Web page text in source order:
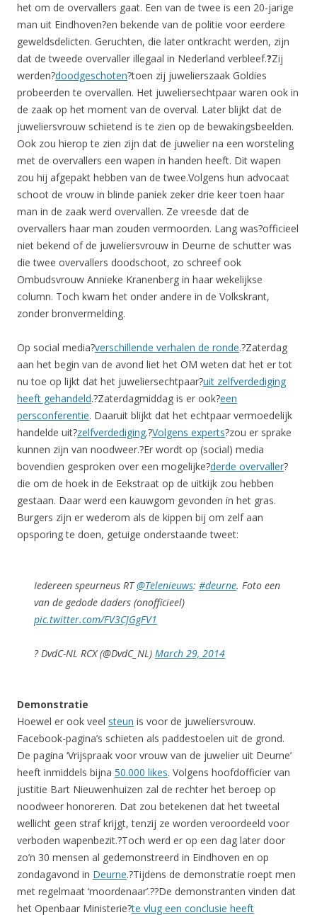
het om de overvallers gaat. Een van de twee is een 20-jarige
man uit Eindhoven?en bekende van de politie voor eerdere
geweldsdelicten. Geruchten, die later ontkracht werden, zijn
dat de tweede overvaller illegaal in Nederland verbleef.?Zij
werden?doodgeschoten?toen zij juwelierszaak Goldies
probeerden te overvallen. Het juweliersechtpaar waren ook in
de zaak op het moment van de overval. Later blijkt dat de
juweliersvrouw schietend is te zien op de bewakingsbeelden.
Ook zou hierop te zien zijn dat de juwelier na een worsteling
met de overvallers een wapen in handen heeft. Dit wapen
zou hij afgepakt hebben van de twee.Volgens hun advocaat
schoot de vrouw in blinde paniek zeker drie keer toen haar
man in de zaak werd overvallen. Ze vreesde dat de
overvallers haar man zouden vermoorden. Lang was?officieel
niet bekend of de juweliersvrouw in Deurne de schutter was
die twee overvallers doodschoot, zo schreef ook
Ombudsvrouw Annieke Kranenberg in haar wekelijkse
column. Toch kwam het onder andere in de Volkskrant,
zonder bronvermelding.
Op social media?verschillende verhalen de ronde.?Zaterdag
aan het begin van de avond liet het OM weten dat het er tot
nu toe op lijkt dat het juweliersechtpaar?uit zelfverdediging
heeft gehandeld.?Zaterdagmiddag is er ook?een
persconferentie. Daaruit blijkt dat het echtpaar vermoedelijk
handelde uit?zelfverdediging.?Volgens experts?zou er sprake
kunnen zijn van noodweer.?Er wordt op (social) media
bovendien gesproken over een mogelijke?derde overvaller?
die om de hoek in de Eekstraat op de uitkijk zou hebben
gestaan. Daar werd een kauwgom gevonden in het gras.
Burgers zijn er wederom als de kippen bij om zelf aan
opsporing te doen, getuige onderstaande tweet:
Iedereen speurneus RT@Telenieuws: #deurne. Foto een
van de gedode daders (onofficieel)
pic.twitter.com/FV3CJGgFV1
? DvdC-NL RCX (@DvdC_NL) March 29, 2014
Demonstratie
Hoewel er ook veel steun is voor de juweliersvrouw.
Facebook-pagina’s schieten als paddestoelen uit de grond.
De pagina ‘Vrijspraak voor vrouw van de juwelier uit Deurne’
heeft inmiddels bijna 50.000 likes. Volgens hoofdofficier van
justitie Bart Nieuwenhuizen zal de rechter het beroep op
noodweer honoreren. Dat zou betekenen dat het tweetal
wellicht geen straf krijgt, tenzij ze worden veroordeeld voor
verboden wapenbezit.?Toch werd er op een dag later door
zo’n 30 mensen al gedemonstreerd in Eindhoven en op
zondagavond in Deurne.?Tijdens de demonstratie roept men
met regelmaat ‘moordenaar’.??De demonstranten vinden dat
het Openbaar Ministerie?te vlug een conclusie heeft